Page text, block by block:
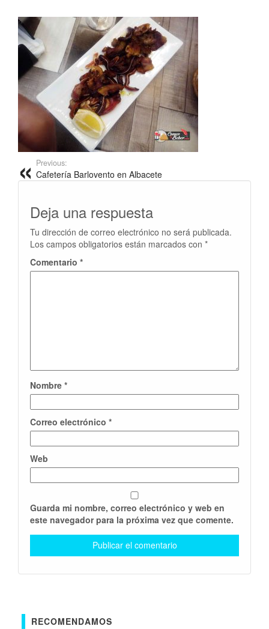
Previous:
Cafetería Barlovento en Albacete
Deja una respuesta
Tu dirección de correo electrónico no será publicada.
Los campos obligatorios están marcados con *
Comentario *
Nombre *
Correo electrónico *
Web
Guarda mi nombre, correo electrónico y web en
este navegador para la próxima vez que comente.
RECOMENDAMOS